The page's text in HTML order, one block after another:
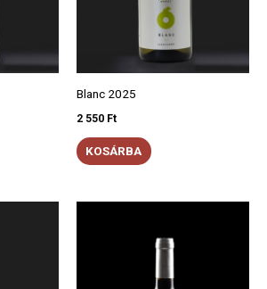
Blanc 2025
2 550 Ft
KOSÁRBA